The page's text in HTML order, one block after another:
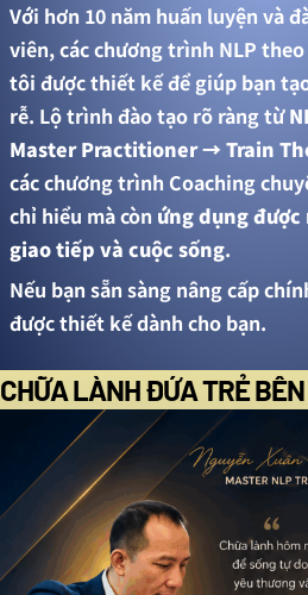
Với hơn 10 năm huấn luyện và
viên, các chương trình NLP
tôi được thiết kế để giúp bạn
rễ. Lộ trình đào tạo rõ ràng từ
Master Practitioner → Train
các chương trình Coaching
chỉ hiểu mà còn ứng dụng
giao tiếp và cuộc sống.
Nếu bạn sẵn sàng nâng cấp
được thiết kế dành cho bạn.
CHỮA LÀNH ĐỨA TRẺ